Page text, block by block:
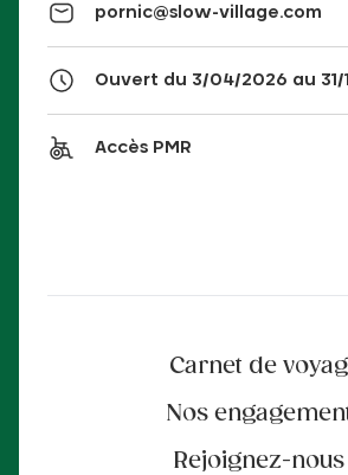
pornic@slow-village.com
Ouvert du 3/04/2026 au 31/
Accès PMR
Carnet de
Nos
Rejoignez-nous